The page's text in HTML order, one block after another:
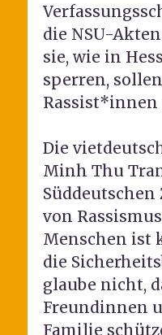
die NSU-
sie, wie in
sperren,
Rassist*innen
Die
Minh Thu
von
Menschen ist
die
glaube nicht,
Freundinnen
Familie